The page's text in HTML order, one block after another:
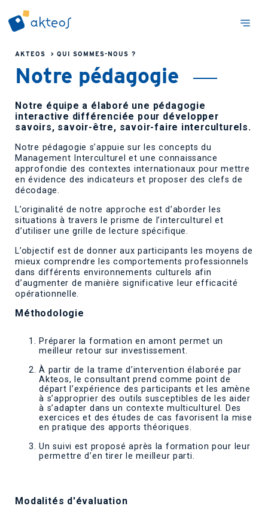
AKTEOS > QUI SOMMES-NOUS ?
Notre pédagogie
Notre équipe a élaboré une pédagogie
interactive différenciée pour développer
savoirs, savoir-être, savoir-faire interculturels.
Notre pédagogie s’appuie sur les concepts du
Management Interculturel et une connaissance
approfondie des contextes internationaux pour mettre
en évidence des indicateurs et proposer des clefs de
décodage.
L’originalité de notre approche est d’aborder les
situations à travers le prisme de l’interculturel et
d’utiliser une grille de lecture spécifique.
L’objectif est de donner aux participants les moyens de
mieux comprendre les comportements professionnels
dans différents environnements culturels afin
d’augmenter de manière significative leur efficacité
opérationnelle.
Méthodologie
Préparer la formation en amont permet un
meilleur retour sur investissement.
À partir de la trame d’intervention élaborée par
Akteos, le consultant prend comme point de
départ l’expérience des participants et les amène
à s’approprier des outils susceptibles de les aider
à s’adapter dans un contexte multiculturel. Des
exercices et des études de cas favorisent la mise
en pratique des apports théoriques.
Unsuivi est proposé après la formation pour leur
permettre d’en tirer le meilleur parti.
Modalités d'évaluation